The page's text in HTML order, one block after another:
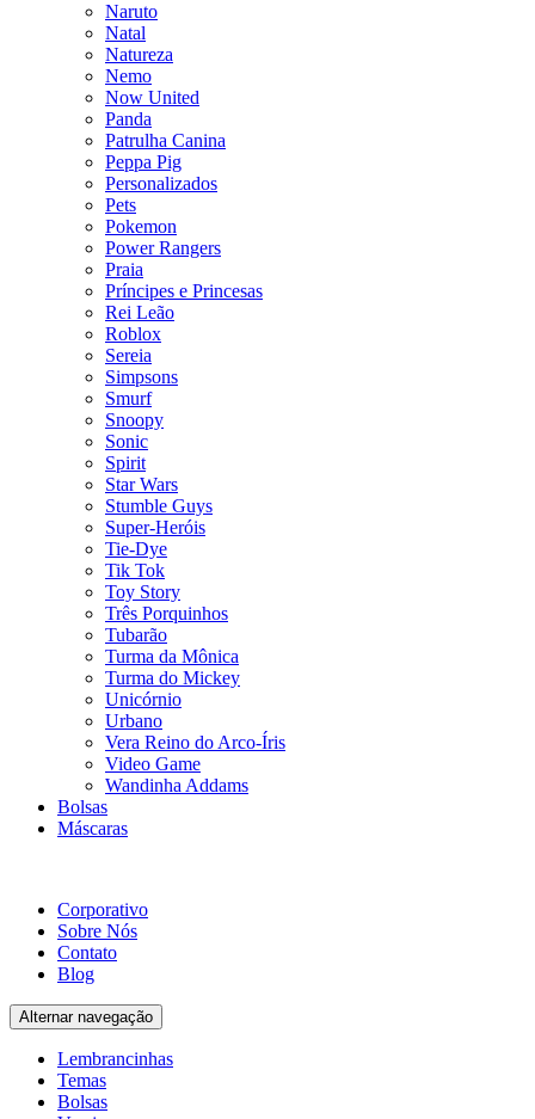
Naruto
Natal
Natureza
Nemo
Now United
Panda
Patrulha Canina
Peppa Pig
Personalizados
Pets
Pokemon
Power Rangers
Praia
Príncipes e Princesas
Rei Leão
Roblox
Sereia
Simpsons
Smurf
Snoopy
Sonic
Spirit
Star Wars
Stumble Guys
Super-Heróis
Tie-Dye
Tik Tok
Toy Story
Três Porquinhos
Tubarão
Turma da Mônica
Turma do Mickey
Unicórnio
Urbano
Vera Reino do Arco-Íris
Video Game
Wandinha Addams
Bolsas
Máscaras
Corporativo
Sobre Nós
Contato
Blog
Alternar navegação
Lembrancinhas
Temas
Bolsas